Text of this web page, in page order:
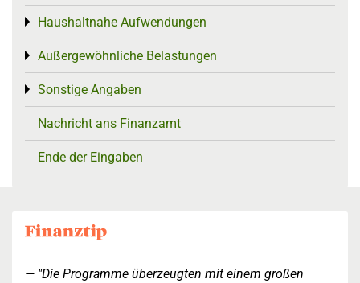
Haushaltnahe Aufwendungen
Toggle menu
Außergewöhnliche Belastungen
Toggle menu
Sonstige Angaben
Toggle menu
Nachricht ans Finanzamt
Ende der Eingaben
"Die Programme überzeugten mit einem großen